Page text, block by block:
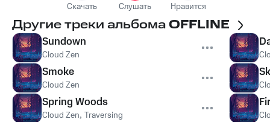
Скачать Слушать Нравится
Другие треки альбомаOFFLINE
Sundown
Cloud Zen
Smoke
Cloud Zen
Spring Woods
Cloud Zen, Traversing